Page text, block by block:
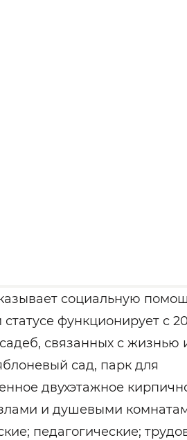
социальную
функционирует с
связанных с жизнью
сад, парк для
двухэтажное
и душевыми
педагогические;